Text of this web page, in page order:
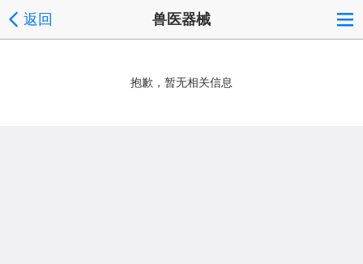
返回 兽医器械
抱歉，暂无相关信息